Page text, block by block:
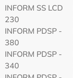
INFORM SS LCD
230
INFORM PDSP -
380
INFORM PDSP -
340